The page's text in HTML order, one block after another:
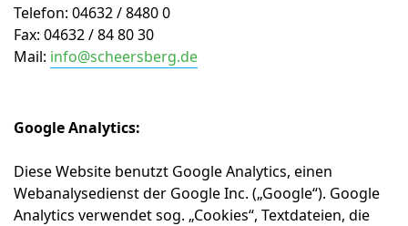
Telefon: 04632 / 8480 0
Fax: 04632 / 84 80 30
Mail: info@scheersberg.de
Google Analytics:
Diese Website benutzt Google Analytics, einen
Webanalysedienst der Google Inc. („Google“). Google
Analytics verwendet sog. „Cookies“, Textdateien, die